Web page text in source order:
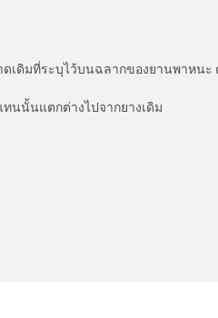
เดิมที่ระบุไว้บนฉลากของยานพาหน
นนั้นแตกต่างไปจากยางเดิม